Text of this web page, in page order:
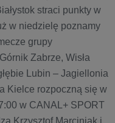
straci punkty w
w niedzielę poznamy
grupy
Zabrze, Wisła
Lubin – Jagiellonia
Kielce rozpoczną się w
w CANAL+ SPORT
Krzysztof Marciniak i